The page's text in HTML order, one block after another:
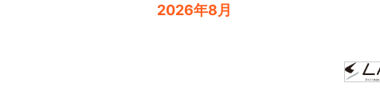
2026年8月